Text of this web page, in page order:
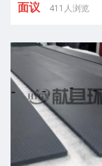
面议 411人浏览